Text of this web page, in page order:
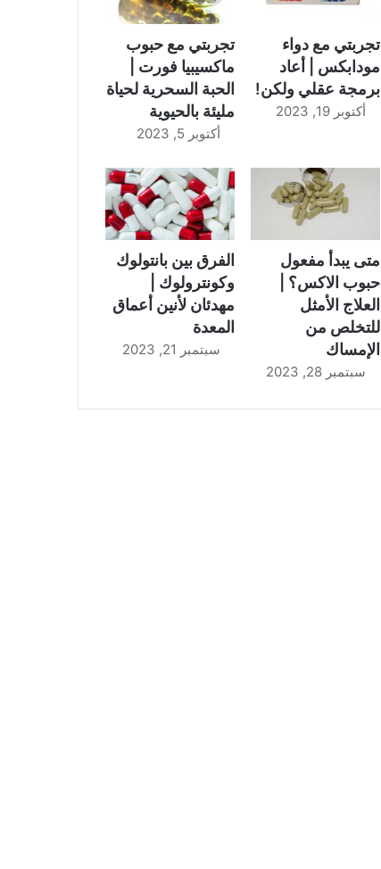
تجربتي مع دواء
مودابكس | أعاد
برمجة عقلي ولكن!
أكتوبر 19, 2023
تجربتي مع حبوب
ماكسيبيا فورت |
الحبة السحرية لحياة
مليئة بالحيوية
أكتوبر 5, 2023
متى يبدأ مفعول
حبوب الاكس؟ |
العلاج الأمثل
للتخلص من
الإمساك
سبتمبر 28, 2023
الفرق بين بانتولوك
وكونترولوك |
مهدئان لأنين أعماق
المعدة
سبتمبر 21, 2023